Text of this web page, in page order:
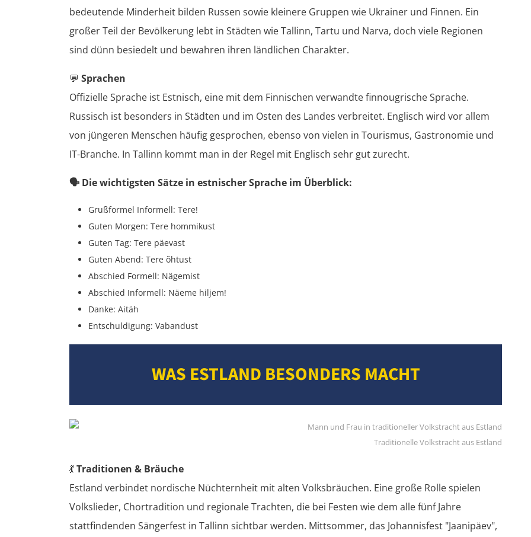
bedeutende Minderheit bilden Russen sowie kleinere Gruppen wie Ukrainer und Finnen. Ein
großer Teil der Bevölkerung lebt in Städten wie Tallinn, Tartu und Narva, doch viele Regionen
sind dünn besiedelt und bewahren ihren ländlichen Charakter.
💬 Sprachen
Offizielle Sprache ist Estnisch, eine mit dem Finnischen verwandte finnougrische Sprache.
Russisch ist besonders in Städten und im Osten des Landes verbreitet. Englisch wird vor allem
von jüngeren Menschen häufig gesprochen, ebenso von vielen in Tourismus, Gastronomie und
IT-Branche. In Tallinn kommt man in der Regel mit Englisch sehr gut zurecht.
🗣️ Die wichtigsten Sätze in estnischer Sprache im Überblick:
Grußformel Informell: Tere!
Guten Morgen: Tere hommikust
Guten Tag: Tere päevast
Guten Abend: Tere õhtust
Abschied Formell: Nägemist
Abschied Informell: Näeme hiljem!
Danke: Aitäh
Entschuldigung: Vabandust
WAS ESTLAND BESONDERS MACHT
Traditionelle Volkstracht aus Estland
💃Traditionen & Bräuche
Estland verbindet nordische Nüchternheit mit alten Volksbräuchen. Eine große Rolle spielen
Volkslieder, Chortradition und regionale Trachten, die bei Festen wie dem alle fünf Jahre
stattfindenden Sängerfest in Tallinn sichtbar werden. Mittsommer, das Johannisfest "Jaanipäev",